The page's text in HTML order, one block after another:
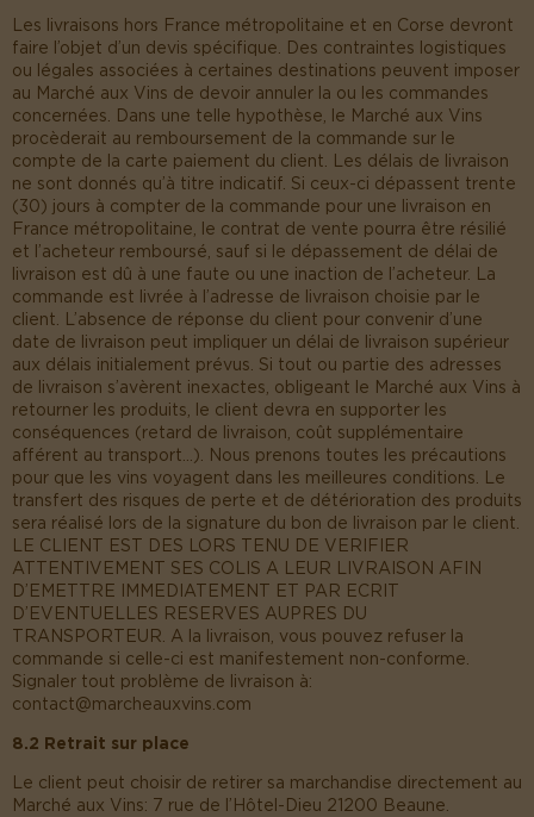
Les livraisons hors France métropolitaine et en Corse devront
faire l’objet d’un devis spécifique. Des contraintes logistiques
ou légales associées à certaines destinations peuvent imposer
au Marché aux Vins de devoir annuler la ou les commandes
concernées. Dans une telle hypothèse, le Marché aux Vins
procèderait au remboursement de la commande sur le
compte de la carte paiement du client. Les délais de livraison
ne sont donnés qu’à titre indicatif. Si ceux-ci dépassent trente
(30) jours à compter de la commande pour une livraison en
France métropolitaine, le contrat de vente pourra être résilié
et l’acheteur remboursé, sauf si le dépassement de délai de
livraison est dû à une faute ou une inaction de l’acheteur. La
commande est livrée à l’adresse de livraison choisie par le
client. L’absence de réponse du client pour convenir d’une
date de livraison peut impliquer un délai de livraison supérieur
aux délais initialement prévus. Si tout ou partie des adresses
de livraison s’avèrent inexactes, obligeant le Marché aux Vins à
retourner les produits, le client devra en supporter les
conséquences (retard de livraison, coût supplémentaire
afférent au transport…). Nous prenons toutes les précautions
pour que les vins voyagent dans les meilleures conditions. Le
transfert des risques de perte et de détérioration des produits
sera réalisé lors de la signature du bon de livraison par le client.
LE CLIENT EST DES LORS TENU DE VERIFIER
ATTENTIVEMENT SES COLIS A LEUR LIVRAISON AFIN
D’EMETTRE IMMEDIATEMENT ET PAR ECRIT
D’EVENTUELLES RESERVES AUPRES DU
TRANSPORTEUR. A la livraison, vous pouvez refuser la
commande si celle-ci est manifestement non-conforme.
Signaler tout problème de livraison à:
contact@marcheauxvins.com
8.2 Retrait sur place
Le client peut choisir de retirer sa marchandise directement au
Marché aux Vins: 7 rue de l’Hôtel-Dieu 21200 Beaune.